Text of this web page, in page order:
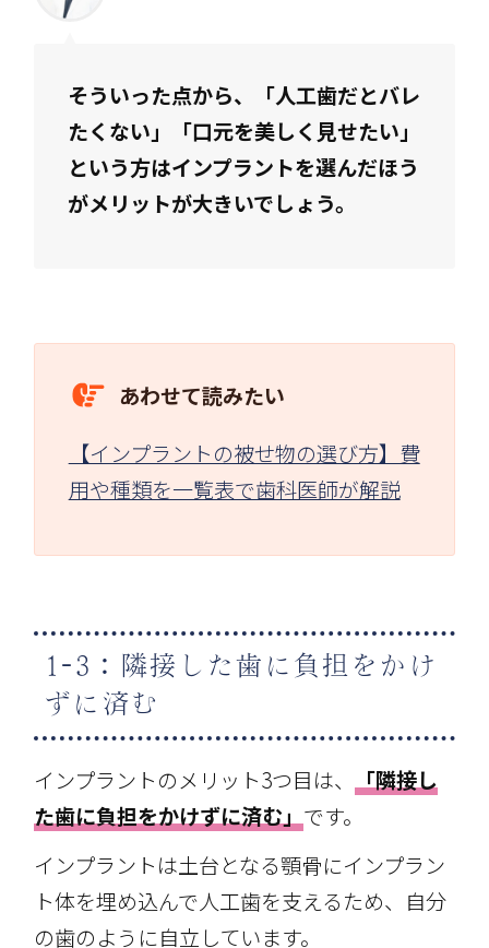
そういった点から、「人工歯だとバレ
たくない」「口元を美しく見せたい」
という方はインプラントを選んだほう
がメリットが大きいでしょう。
あわせて読みたい
【インプラントの被せ物の選び方】費
用や種類を一覧表で歯科医師が解説
1-3：隣接した歯に負担をかけ
ずに済む
インプラントのメリット3つ目は、「隣接し
た歯に負担をかけずに済む」です。
インプラントは土台となる顎骨にインプラン
ト体を埋め込んで人工歯を支えるため、自分
の歯のように自立しています。